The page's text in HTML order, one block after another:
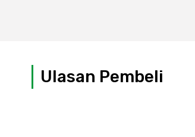
Ulasan Pembeli